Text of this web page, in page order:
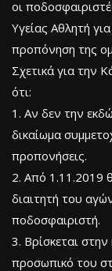
οι
Υγείας Αθλητή
προπόνηση της
Σχετικά για την
ότι:
1. Αν δεν την
δικαίωμα
προπονήσεις.
2. Από 1.11.2019
διαιτητή του
ποδοσφαιριστή.
3. Βρίσκεται
προσωπικό του